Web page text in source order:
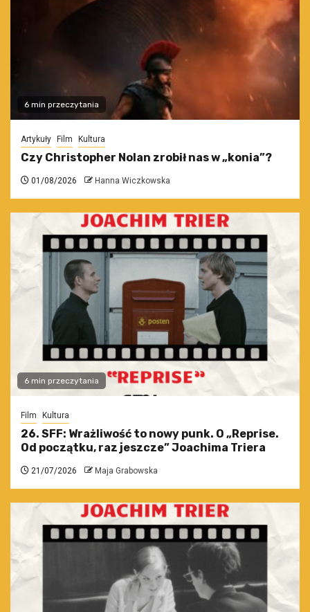
6 min przeczytania
Artykuły Film Kultura
Czy Christopher Nolan zrobił nas w „konia”?
01/08/2026 Hanna Wiczkowska
6 min przeczytania
Film Kultura
26. SFF: Wrażliwość to nowy punk. O „Reprise.
Od początku, raz jeszcze” Joachima Triera
21/07/2026 Maja Grabowska